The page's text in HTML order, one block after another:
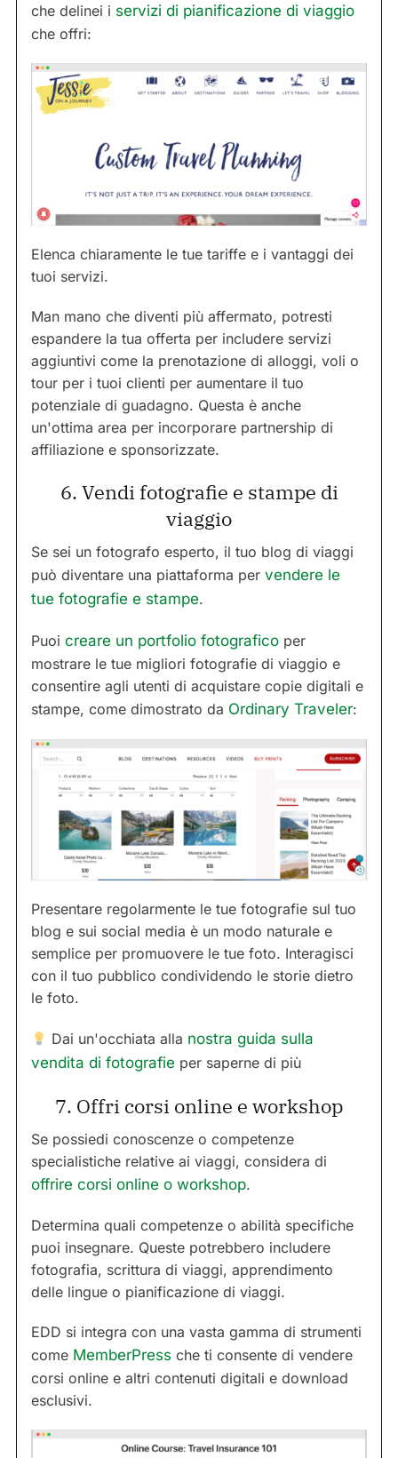
che delinei i servizi di pianificazione di viaggio
che offri:
Elenca chiaramente le tue tariffe e i vantaggi dei
tuoi servizi.
Man mano che diventi più affermato, potresti
espandere la tua offerta per includere servizi
aggiuntivi come la prenotazione di alloggi, voli o
tour per i tuoi clienti per aumentare il tuo
potenziale di guadagno. Questa è anche
un'ottima area per incorporare partnership di
affiliazione e sponsorizzate.
6. Vendi fotografie e stampe di
viaggio
Se sei un fotografo esperto, il tuo blog di viaggi
può diventare una piattaforma per vendere le
tue fotografie e stampe.
Puoi creare un portfolio fotografico per
mostrare le tue migliori fotografie di viaggio e
consentire agli utenti di acquistare copie digitali e
stampe, come dimostrato da Ordinary Traveler:
Presentare regolarmente le tue fotografie sul tuo
blog e sui social media è un modo naturale e
semplice per promuovere le tue foto. Interagisci
con il tuo pubblico condividendo le storie dietro
le foto.
Dai un'occhiata alla nostra guida sulla
vendita di fotografie per saperne di più
7. Offri corsi online e workshop
Se possiedi conoscenze o competenze
specialistiche relative ai viaggi, considera di
offrire corsi online o workshop.
Determina quali competenze o abilità specifiche
puoi insegnare. Queste potrebbero includere
fotografia, scrittura di viaggi, apprendimento
delle lingue o pianificazione di viaggi.
EDD si integra con una vasta gamma di strumenti
come MemberPress che ti consente di vendere
corsi online e altri contenuti digitali e download
esclusivi.